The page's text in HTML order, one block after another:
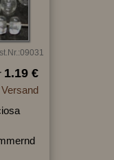
1.19 €
Versand